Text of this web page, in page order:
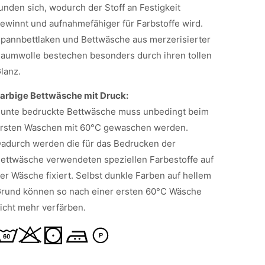
sich, wodurch der Stoff an Festigkeit
und aufnahmefähiger für Farbstoffe wird.
und Bettwäsche aus merzerisierter
bestechen besonders durch ihren tollen
Bettwäsche mit Druck:
bedruckte Bettwäsche muss unbedingt beim
Waschen mit 60°C gewaschen werden.
werden die für das Bedrucken der
verwendeten speziellen Farbestoffe auf
Wäsche fixiert. Selbst dunkle Farben auf hellem
können so nach einer ersten 60°C Wäsche
mehr verfärben.